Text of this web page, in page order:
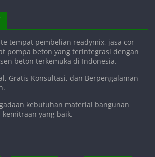
tempat pembelian readymix, jasa cor
pompa beton yang terintegrasi dengan
beton terkemuka di Indonesia.
Gratis Konsultasi, dan Berpengalaman
kebutuhan material bangunan
yang baik.